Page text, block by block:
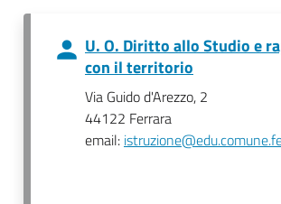
U. O. Diritto allo Studio e
con il territorio
Via Guido d'Arezzo, 2
44122 Ferrara
email: